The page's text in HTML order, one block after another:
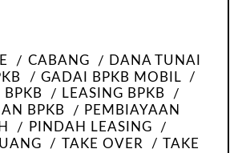
CABANG
DANA TUNAI
GADAI BPKB MOBIL
LEASING BPKB
BPKB
PEMBIAYAAN
PINDAH LEASING
TAKE OVER
TAKE